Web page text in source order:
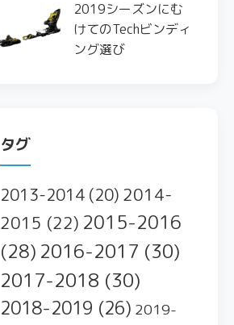
2019シーズンにむ
けてのTechビンディ
ング選び
タグ
2013-2014 (20) 2014-
2015 (22) 2015-2016
(28) 2016-2017 (30)
2017-2018 (30)
2018-2019 (26) 2019-